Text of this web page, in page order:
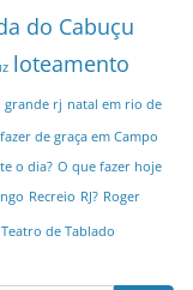
do Cabuçu
loteamento
grande rj natal em rio de
de graça em Campo
o dia? O que fazer hoje
Recreio RJ? Roger
Teatro de Tablado